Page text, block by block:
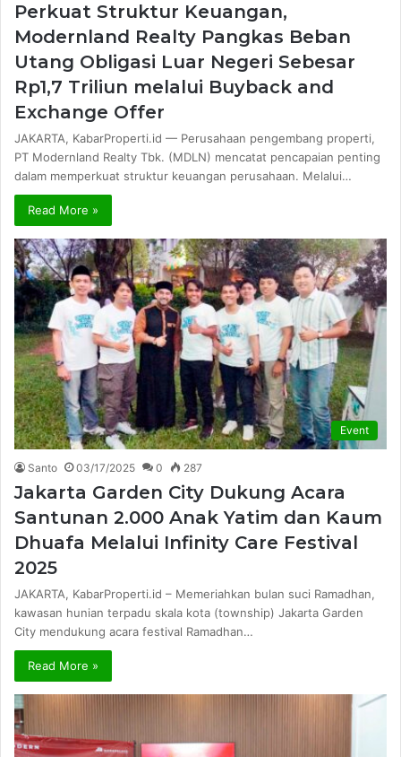
Perkuat Struktur Keuangan,
Modernland Realty Pangkas Beban
Utang Obligasi Luar Negeri Sebesar
Rp1,7 Triliun melalui Buyback and
Exchange Offer
JAKARTA, KabarProperti.id — Perusahaan pengembang properti,
PT Modernland Realty Tbk. (MDLN) mencatat pencapaian penting
dalam memperkuat struktur keuangan perusahaan. Melalui…
Read More »
Event
Santo 03/17/2025 0 287
Jakarta Garden City Dukung Acara
Santunan 2.000 Anak Yatim dan Kaum
Dhuafa Melalui Infinity Care Festival
2025
JAKARTA, KabarProperti.id – Memeriahkan bulan suci Ramadhan,
kawasan hunian terpadu skala kota (township) Jakarta Garden
City mendukung acara festival Ramadhan…
Read More »